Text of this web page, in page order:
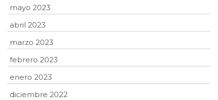
mayo 2023
abril 2023
marzo 2023
febrero 2023
enero 2023
diciembre 2022